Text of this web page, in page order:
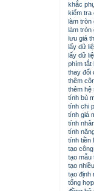
khắc
kiểm tra
làm tròn
làm tròn
lưu giá
lấy dữ
lấy dữ
phím tắt
thay đổi
thêm
thêm hệ
tính bù
tính chi
tính giá
tính
tính
tính tiền
tạo
tạo mẫu
tạo
tạo định
tổng